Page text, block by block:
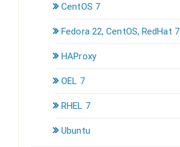
CentOS 7
Fedora 22, CentOS, RedHat 7
HAProxy
OEL 7
RHEL 7
Ubuntu